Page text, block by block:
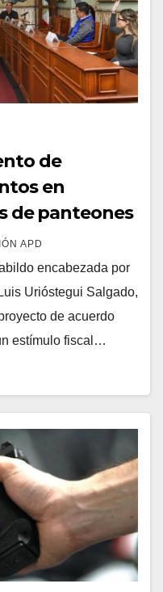
de
en
de panteones
APD
encabezada por
Urióstegui Salgado,
de acuerdo
estímulo fiscal…